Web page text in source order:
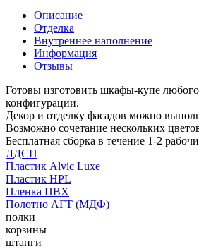
Описание
Отделка
Внутреннее наполнение
Информация
Отзывы
Готовы изготовить шкафы-купе любого
конфигурации.
Декор и отделку фасадов можно
Возможно сочетание нескольких
Бесплатная сборка в течение 1-2
ЛДСП
Пластик Alvic Luxe
Пластик HPL
Пленка ПВХ
Полотно АГТ (МДФ)
полки
корзины
штанги